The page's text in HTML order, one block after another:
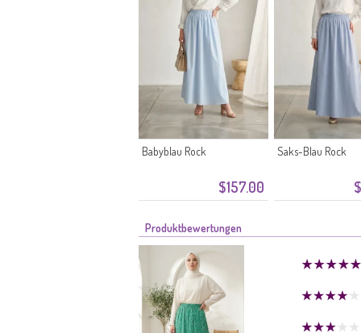
$157.00
Babyblau Rock Saks-Blau Rock
Produktbewertungen